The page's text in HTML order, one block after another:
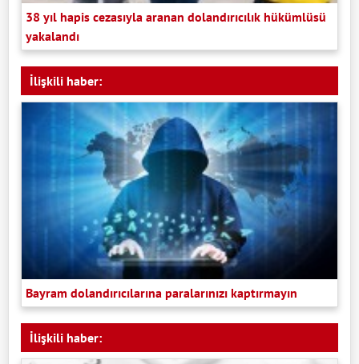
38 yıl hapis cezasıyla aranan dolandırıcılık hükümlüsü
yakalandı
İlişkili haber:
Bayram dolandırıcılarına paralarınızı kaptırmayın
İlişkili haber: